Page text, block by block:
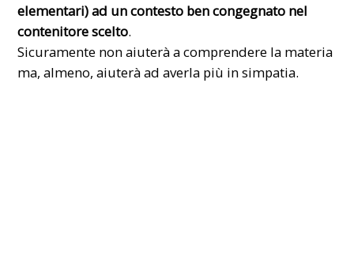
elementari) ad un contesto ben congegnato nel
contenitore scelto.
Sicuramente non aiuterà a comprendere la materia
ma, almeno, aiuterà ad averla più in simpatia.